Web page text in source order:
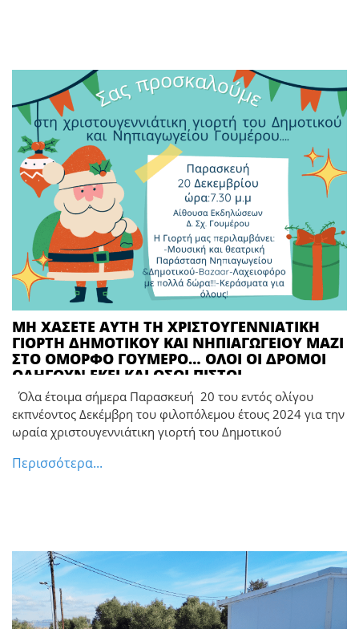
ΜΗ ΧΑΣΕΤΕ ΑΥΤΗ ΤΗ ΧΡΙΣΤΟΥΓΕΝΝΙΑΤΙΚΗ
ΓΙΟΡΤΗ ΔΗΜΟΤΙΚΟΥ ΚΑΙ ΝΗΠΙΑΓΩΓΕΙΟΥ ΜΑΖΙ
ΣΤΟ ΟΜΟΡΦΟ ΓΟΥΜΕΡΟ… ΟΛΟΙ ΟΙ ΔΡΟΜΟΙ
ΟΔΗΓΟΥΝ ΕΚΕΙ ΚΑΙ ΟΣΟΙ ΠΙΣΤΟΙ
ΠΡΟΣΕΛΘΕΤΕ… ΠΑΙΔΙΑ ΤΟΥ ΛΑΟΥ ΜΑΣ ΕΙΝΑΙ
ΚΙ ΕΚΕΙ… ΣΗΜΕΡΑ ΠΑΡΑΣΚΕΥΗ ΤΟ ΑΠΟΒΡΑΔΟ
ΝΑ ΠΑΡΟΥΝ ΤΑ ΠΑΙΔΑΚΙΑ ΜΙΑ ΧΑΡΑ!
Όλα έτοιμα σήμερα Παρασκευή 20 του εντός ολίγου
εκπνέοντος Δεκέμβρη του φιλοπόλεμου έτους 2024 για την
ωραία χριστουγεννιάτικη γιορτή του Δημοτικού
Περισσότερα...